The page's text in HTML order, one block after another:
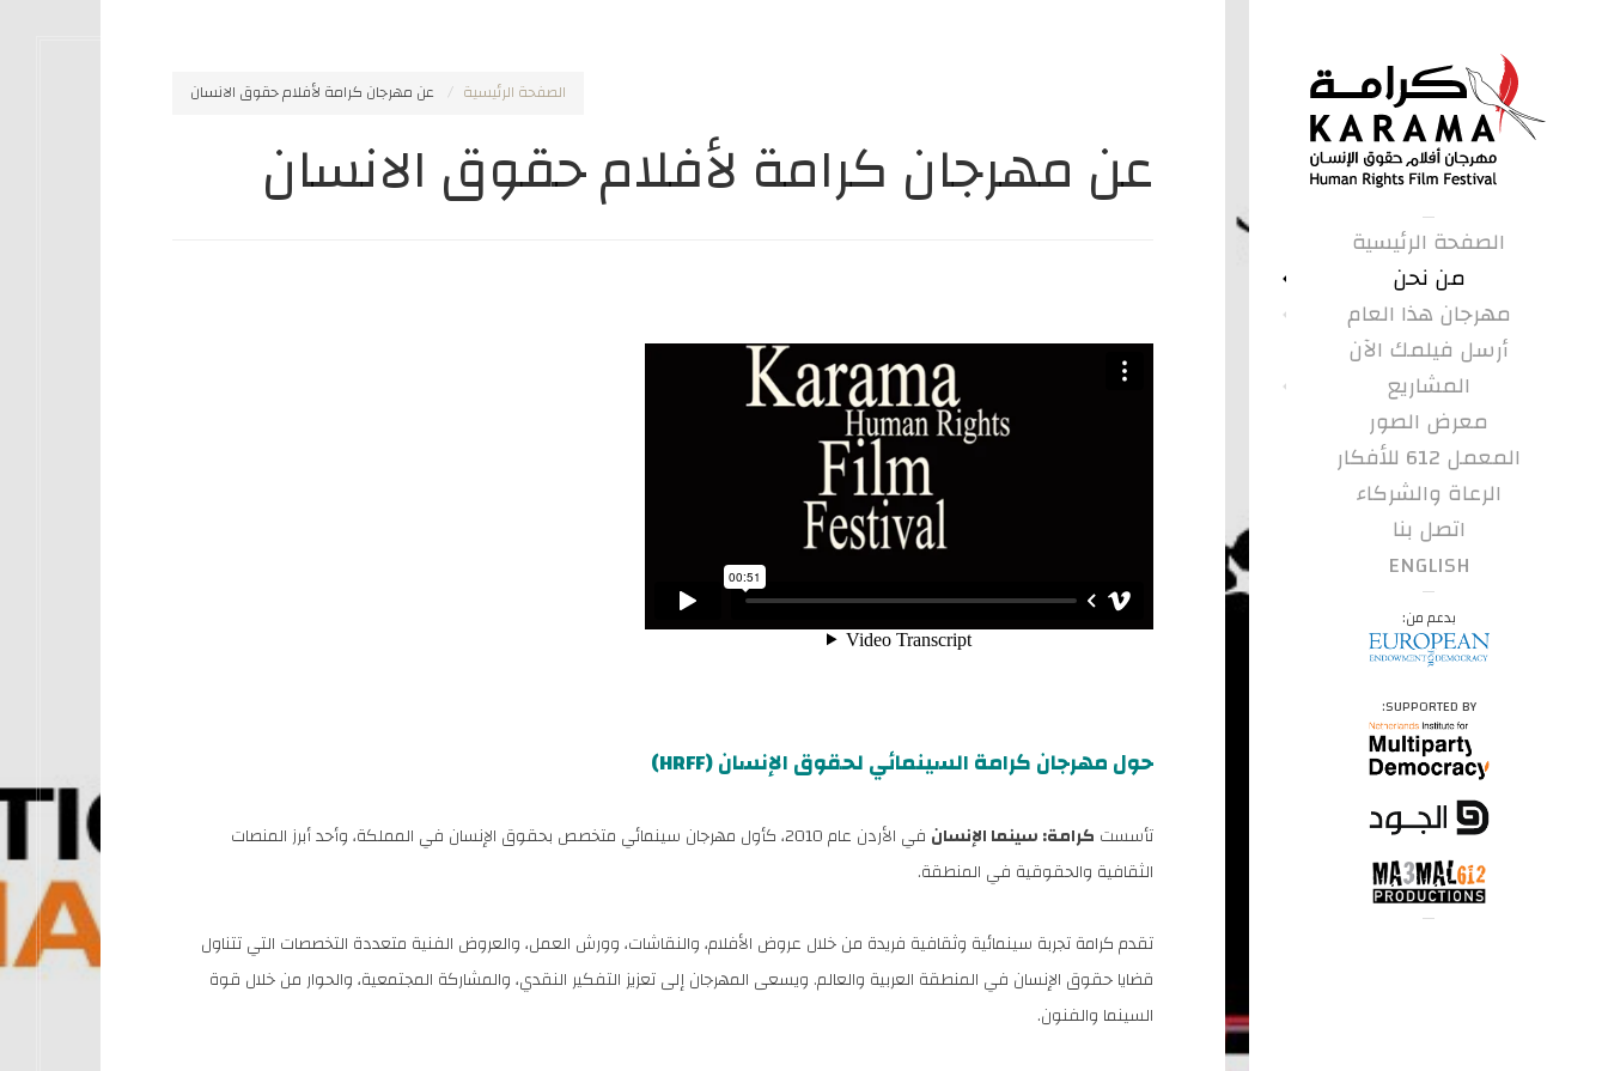
الصفحة الرئيسية
من نحن
مهرجان هذا العام
أرسل فيلمك الآن
المشاريع
معرض الصور
المعمل 612 للأفكار
الرعاة والشركاء
اتصل بنا
ENGLISH
بدعم من:
SUPPORTED BY:
الصفحة الرئيسية عن مهرجان كرامة لأفلام حقوق الانسان
عن مهرجان كرامة لأفلام حقوق الانسان
حول مهرجان كرامة السينمائي لحقوق الإنسان (HRFF)
تأسست كرامة: سينما الإنسان
في الأردن عام 2010، كأول مهرجان سينمائي متخصص بحقوق الإنسان في المملكة، وأحد أبرز المنصات
الثقافية والحقوقية في المنطقة.
تقدم كرامة تجربة سينمائية وثقافية فريدة من خلال عروض الأفلام، والنقاشات، وورش العمل، والعروض الفنية متعددة التخصصات التي تتناول
قضايا حقوق الإنسان في المنطقة العربية والعالم. ويسعى المهرجان إلى تعزيز التفكير النقدي، والمشاركة المجتمعية، والحوار من خلال قوة
السينما والفنون.